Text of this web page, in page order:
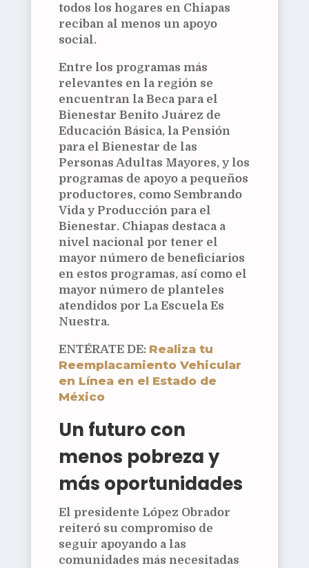
todos los hogares en Chiapas
reciban al menos un apoyo
social.
Entre los programas más
relevantes en la región se
encuentran la Beca para el
Bienestar Benito Juárez de
Educación Básica, la Pensión
para el Bienestar de las
Personas Adultas Mayores, y los
programas de apoyo a pequeños
productores, como Sembrando
Vida y Producción para el
Bienestar. Chiapas destaca a
nivel nacional por tener el
mayor número de beneficiarios
en estos programas, así como el
mayor número de planteles
atendidos por La Escuela Es
Nuestra.
ENTÉRATE DE: Realiza tu
Reemplacamiento Vehicular
en Línea en el Estado de
México
Un futuro con
menos pobreza y
más oportunidades
El presidente López Obrador
reiteró su compromiso de
seguir apoyando a las
comunidades más necesitadas